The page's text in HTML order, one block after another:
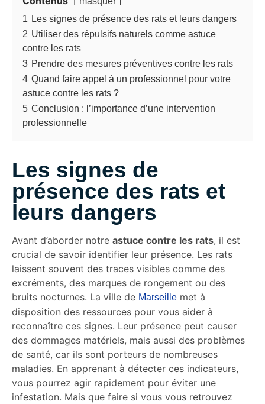
1 Les signes de présence des rats et leurs dangers
2 Utiliser des répulsifs naturels comme astuce
contre les rats
3 Prendre des mesures préventives contre les rats
4 Quand faire appel à un professionnel pour votre
astuce contre les rats ?
5 Conclusion : l’importance d’une intervention
professionnelle
Les signes de
présence des rats et
leurs dangers
Avant d’aborder notre astuce contre les rats, il est
crucial de savoir identifier leur présence. Les rats
laissent souvent des traces visibles comme des
excréments, des marques de rongement ou des
bruits nocturnes. La ville de Marseille met à
disposition des ressources pour vous aider à
reconnaître ces signes. Leur présence peut causer
des dommages matériels, mais aussi des problèmes
de santé, car ils sont porteurs de nombreuses
maladies. En apprenant à détecter ces indicateurs,
vous pourrez agir rapidement pour éviter une
infestation. Mais que faire si vous vous retrouvez